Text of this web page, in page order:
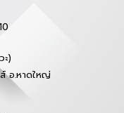
)
อ.หาดใหญ่